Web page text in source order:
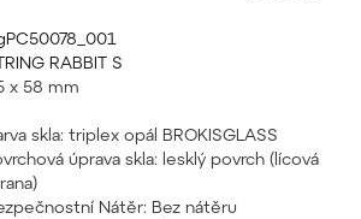
RABBIT S
x 58 mm
skla: triplex opál BROKISGLASS
úprava skla: lesklý povrch (lícová
Nátěr: Bez nátěru